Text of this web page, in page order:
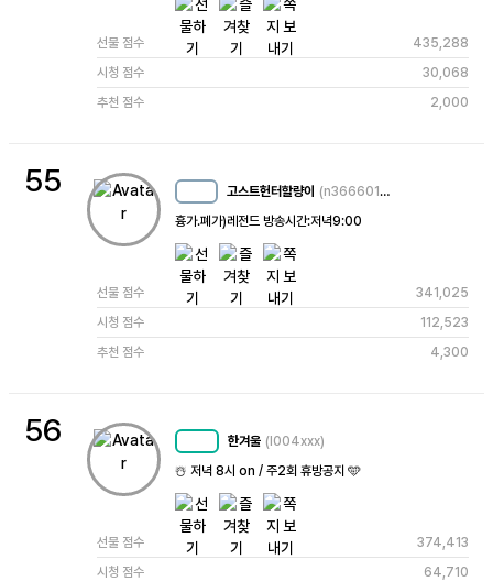
선물 점수
435,288
시청 점수
30,068
추천 점수
2,000
55 고스트헌터할량이 (n3666015109357240420)
선물 점수
341,025
시청 점수
112,523
추천 점수
4,300
56 한겨울 (l004xxx)
☃️ 저녁 8시 on / 주2회 휴방공지 🩵
선물 점수
374,413
시청 점수
64,710